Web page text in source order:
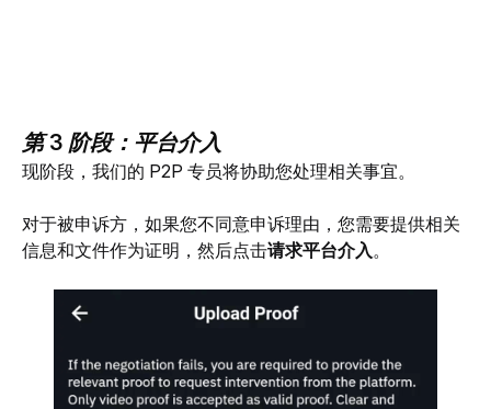
第 3 阶段：平台介入
现阶段，我们的 P2P 专员将协助您处理相关事宜。
对于被申诉方，如果您不同意申诉理由，您需要提供相关
信息和文件作为证明，然后点击请求平台介入 。